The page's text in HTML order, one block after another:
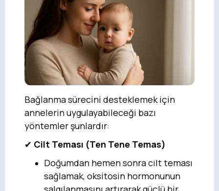
Bağlanma sürecini desteklemek için
annelerin uygulayabileceği bazı
yöntemler şunlardır:
✔ Cilt Teması (Ten Tene Temas)
Doğumdan hemen sonra cilt teması
sağlamak, oksitosin hormonunun